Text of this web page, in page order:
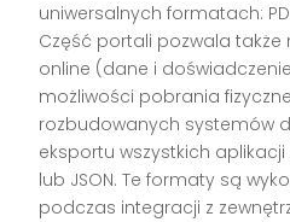
uniwersalnych formatach:
Część portali pozwala
online (dane i
możliwości pobrania
rozbudowanych systemów
eksportu wszystkich
lub JSON. Te formaty są
podczas integracji z